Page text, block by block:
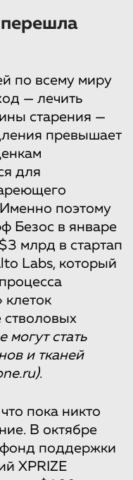
по всему миру
— лечить
старения —
превышает
для
поэтому
Безос в январе
$3 млрд в стартап
Labs, который
клеток
стволовых
могут стать
и тканей
.
пока никто
В октябре
поддержки
XPRIZE